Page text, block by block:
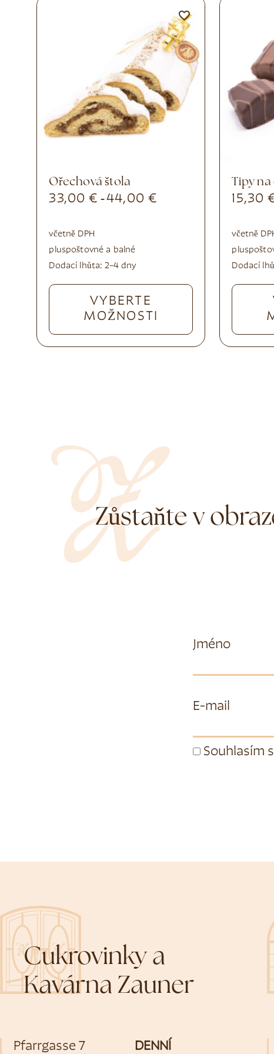
Ořechová štola
33,00€ -44,00 €
včetně DPH
pluspoštovné a balné
Dodací lhůta: 2–4 dny
VYBERTE
MOŽNOSTI
Tipy
15,30
včetně
plus
Dodací
Zůstaňte v
Jméno
E-mail
Souhlasím s
Cukrovinky a
Kavárna Zauner
Pfarrgasse 7 DENNÍ